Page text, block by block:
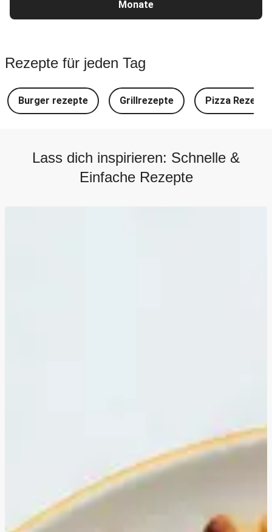
Monate
Rezepte für jeden Tag
Burger rezepte Grillrezepte Pizza Rezepte
Lass dich inspirieren: Schnelle &
Einfache Rezepte